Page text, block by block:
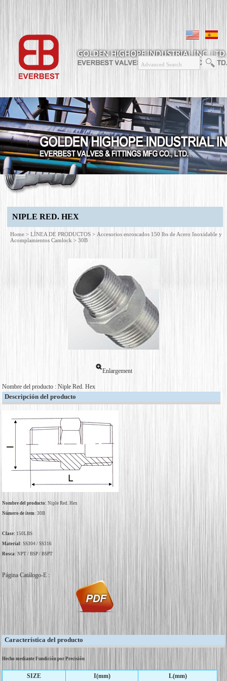
NIPLE RED. HEX
Home > LÍNEA DE PRODUCTOS > Accesorios enroscados 150 lbs de Acero Inoxidable y
Acomplamientos Camlock > 30B
Enlargement
Nombre del producto : Niple Red. Hex
Descripción del producto
Nombre del producto: Niple Red. Hex
Número de ítem: 30B
Clase: 150LBS
Material: SS304 / SS316
Rosca: NPT / BSP / BSPT
Página Catálogo-E :
Característica del producto
Hecho mediante Fundición por Precisión
SIZE I(mm) L(mm)